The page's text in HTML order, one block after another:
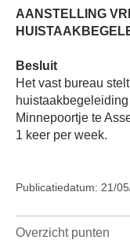
AANSTELLING
Besluit
Het vast bureau
Minnepoortje te
1 keer per week.
Publicatiedatum: 21/
Overzicht punten